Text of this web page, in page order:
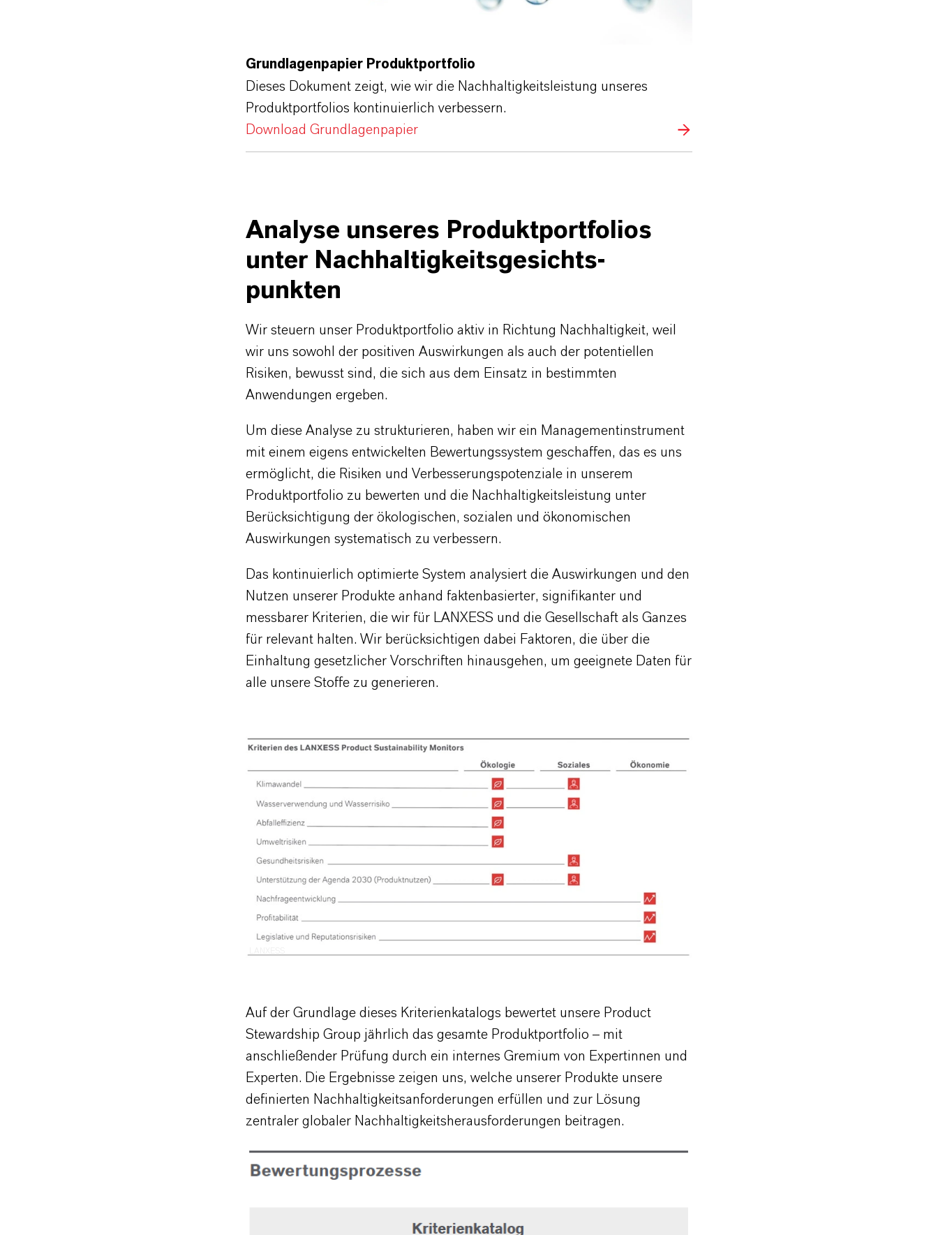
Grundlagenpapier Produktportfolio
Dieses Dokument zeigt, wie wir die Nachhaltigkeitsleistung unseres
Produktportfolios kontinuierlich verbessern.
Download Grundlagenpapier
Analyse unseres Produktportfolios
unter Nachhaltigkeitsgesichts-
punkten
Wir steuern unser Produktportfolio aktiv in Richtung Nachhaltigkeit, weil
wir uns sowohl der positiven Auswirkungen als auch der potentiellen
Risiken, bewusst sind, die sich aus dem Einsatz in bestimmten
Anwendungen ergeben.
Um diese Analyse zu strukturieren, haben wir ein Managementinstrument
mit einem eigens entwickelten Bewertungssystem geschaffen, das es uns
ermöglicht, die Risiken und Verbesserungspotenziale in unserem
Produktportfolio zu bewerten und die Nachhaltigkeitsleistung unter
Berücksichtigung der ökologischen, sozialen und ökonomischen
Auswirkungen systematisch zu verbessern.
Das kontinuierlich optimierte System analysiert die Auswirkungen und den
Nutzen unserer Produkte anhand faktenbasierter, signifikanter und
messbarer Kriterien, die wir für LANXESS und die Gesellschaft als Ganzes
für relevant halten. Wir berücksichtigen dabei Faktoren, die über die
Einhaltung gesetzlicher Vorschriften hinausgehen, um geeignete Daten für
alle unsere Stoffe zu generieren.
Auf der Grundlage dieses Kriterienkatalogs bewertet unsere Product
Stewardship Group jährlich das gesamte Produktportfolio – mit
anschließender Prüfung durch ein internes Gremium von Expertinnen und
Experten. Die Ergebnisse zeigen uns, welche unserer Produkte unsere
definierten Nachhaltigkeitsanforderungen erfüllen und zur Lösung
zentraler globaler Nachhaltigkeitsherausforderungen beitragen.